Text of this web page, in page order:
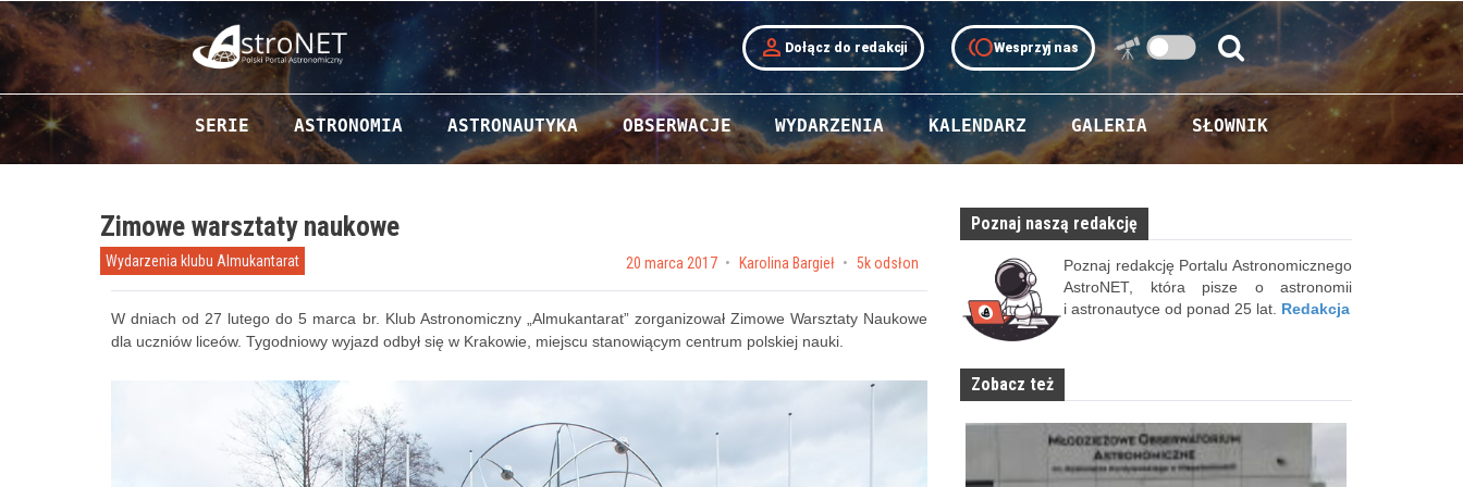
person Dołącz do redakcji tollWesprzyj nas
Szukaj:
Szukaj
Przejdź do zawartości
SERIE ASTRONOMIA ASTRONAUTYKA OBSERWACJE WYDARZENIA KALENDARZ GALERIA SŁOWNIK
Zimowe warsztaty naukowe
Wydarzenia klubu Almukantarat Posted on
20 marca 2017 by Karolina Bargieł 5k odsłon
W dniach od 27 lutego do 5 marca br. Klub Astronomiczny „Almukantarat” zorganizował Zimowe Warsztaty Naukowe
dla uczniów liceów. Tygodniowy wyjazd odbył się w Krakowie, miejscu stanowiącym centrum polskiej nauki.
Poznaj naszą redakcję
Poznaj redakcję Portalu Astronomicznego
AstroNET, która pisze o astronomii
i astronautyce od ponad 25 lat. Redakcja
Zobacz też